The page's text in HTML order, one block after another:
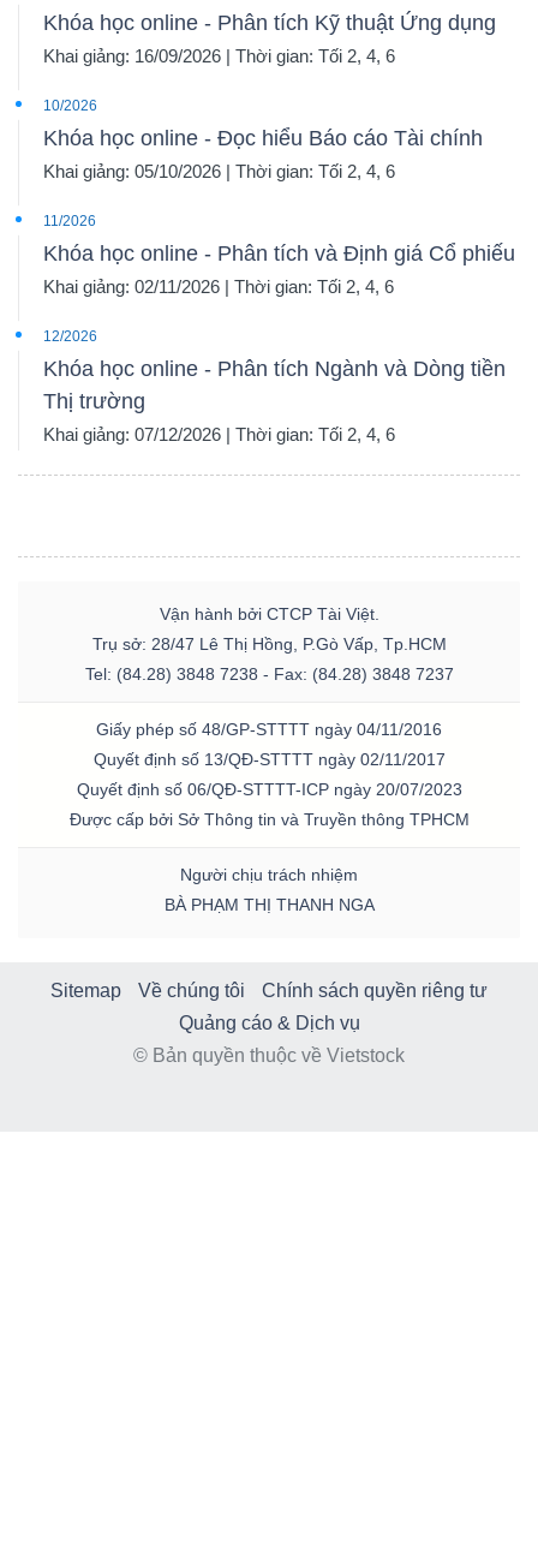
Khóa học online - Phân tích Kỹ thuật Ứng dụng
Khai giảng: 16/09/2026 | Thời gian: Tối 2, 4, 6
10/2026
Khóa học online - Đọc hiểu Báo cáo Tài chính
Khai giảng: 05/10/2026 | Thời gian: Tối 2, 4, 6
11/2026
Khóa học online - Phân tích và Định giá Cổ phiếu
Khai giảng: 02/11/2026 | Thời gian: Tối 2, 4, 6
12/2026
Khóa học online - Phân tích Ngành và Dòng tiền
Thị trường
Khai giảng: 07/12/2026 | Thời gian: Tối 2, 4, 6
Vận hành bởi CTCP Tài Việt.
Trụ sở: 28/47 Lê Thị Hồng, P.Gò Vấp, Tp.HCM
Tel: (84.28) 3848 7238 - Fax: (84.28) 3848 7237
Giấy phép số 48/GP-STTTT ngày 04/11/2016
Quyết định số 13/QĐ-STTTT ngày 02/11/2017
Quyết định số 06/QĐ-STTTT-ICP ngày 20/07/2023
Được cấp bởi Sở Thông tin và Truyền thông TPHCM
Người chịu trách nhiệm
BÀ PHẠM THỊ THANH NGA
Sitemap Về chúng tôi
Chính sách quyền riêng tư
Quảng cáo & Dịch vụ
© Bản quyền thuộc về Vietstock